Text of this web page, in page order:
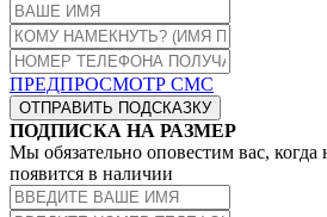
ПРЕДПРОСМОТР СМС
ОТПРАВИТЬ ПОДСКАЗКУ
ПОДПИСКА НА РАЗМЕР
Мы обязательно оповестим вас,
появится в наличии